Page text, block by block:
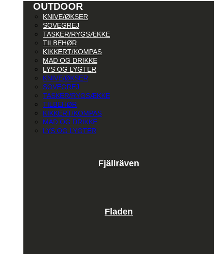
OUTDOOR
KNIVE/ØKSER
SOVEGREJ
TASKER/RYGSÆKKE
TILBEHØR
KIKKERT/KOMPAS
MAD OG DRIKKE
LYS OG LYGTER
KNIVE/ØKSER
SOVEGREJ
TASKER/RYGSÆKKE
TILBEHØR
KIKKERT/KOMPAS
MAD OG DRIKKE
LYS OG LYGTER
Fjällräven
Fladen